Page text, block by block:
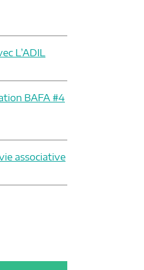
L’ADIL
BAFA #4
associative